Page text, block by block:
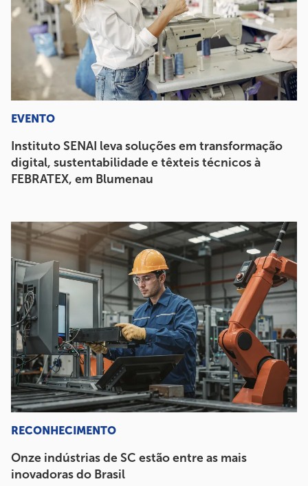
EVENTO
Instituto SENAI leva soluções em transformação
digital, sustentabilidade e têxteis técnicos à
FEBRATEX, em Blumenau
RECONHECIMENTO
Onze indústrias de SC estão entre as mais
inovadoras do Brasil